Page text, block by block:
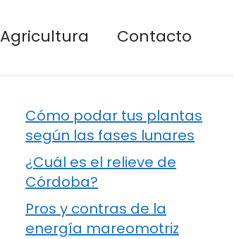
Agricultura Contacto
Cómo podar tus plantas
según las fases lunares
¿Cuál es el relieve de
Córdoba?
Pros y contras de la
energía mareomotriz